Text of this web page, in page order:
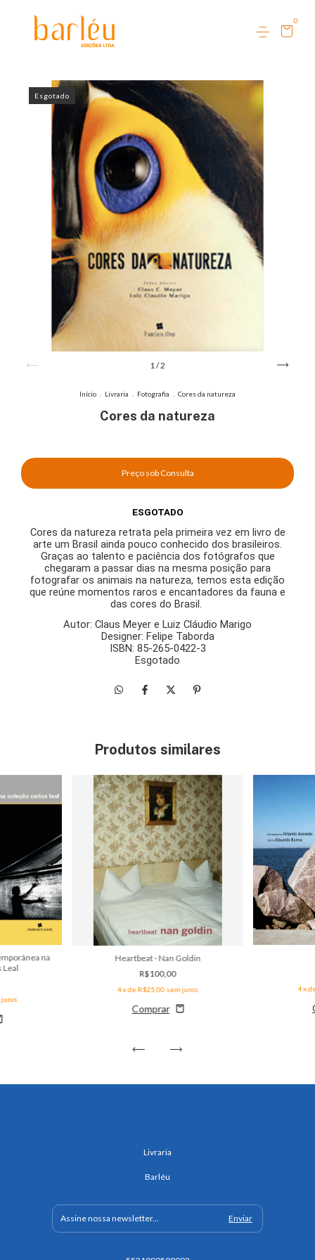
0
Esgotado
1 /2
Início Livraria Fotografia Cores da natureza
Cores da natureza
ESGOTADO
Cores da natureza retrata pela primeira vez em livro de
arte um Brasil ainda pouco conhecido dos brasileiros.
Graças ao talento e paciência dos fotógrafos que
chegaram a passar dias na mesma posição para
fotografar os animais na natureza, temos esta edição
que reúne momentos raros e encantadores da fauna e
das cores do Brasil.
Autor: Claus Meyer e Luiz Cláudio Marigo
Designer: Felipe Taborda
ISBN: 85-265-0422-3
Esgotado
Produtos similares
na
Leal
Heartbeat - Nan Goldin
R$100,00
4x deR$25,00 sem juros 4 x
Livraria
Barléu